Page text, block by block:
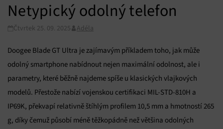
Netypický odolný telefon
Čtvrtek 25. 09. 2025 Adéla
Doogee Blade GT Ultra je zajímavým příkladem toho, jak může
odolný smartphone nabídnout nejen maximální odolnost, ale i
parametry, které běžně najdeme spíše u klasických vlajkových
modelů. Přestože nabízí vojenskou certifikaci MIL-STD-810H a
IP69K, překvapí relativně štíhlým profilem 10,5 mm a hmotností 265
g, díky čemuž působí méně těžkopádně než většina odolných